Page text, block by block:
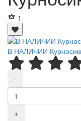
1
В НАЛИЧИИ
-
+